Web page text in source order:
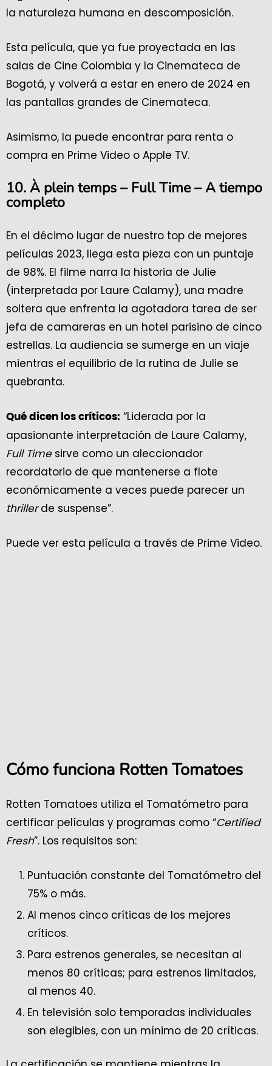
la naturaleza humana en descomposición.
Esta película, que ya fue proyectada en las
salas de Cine Colombia y la Cinemateca de
Bogotá, y volverá a estar en enero de 2024 en
las pantallas grandes de Cinemateca.
Asimismo, la puede encontrar para renta o
compra en Prime Video o Apple TV.
10. À plein temps – Full Time – A tiempo
completo
En el décimo lugar de nuestro top de mejores
películas 2023, llega esta pieza con un puntaje
de 98%. El filme narra la historia de Julie
(interpretada por Laure Calamy), una madre
soltera que enfrenta la agotadora tarea de ser
jefa de camareras en un hotel parisino de cinco
estrellas. La audiencia se sumerge en un viaje
mientras el equilibrio de la rutina de Julie se
quebranta.
Qué dicen los críticos: “Liderada por la
apasionante interpretación de Laure Calamy,
Full Timesirve como un aleccionador
recordatorio de que mantenerse a flote
económicamente a veces puede parecer un
thrillerde suspense”.
Puede ver esta película a través de Prime Video.
Cómo funciona Rotten Tomatoes
Rotten Tomatoes utiliza el Tomatómetro para
certificar películas y programas como “Certified
Fresh”. Los requisitos son:
Puntuación constante del Tomatómetro del
75% o más.
Al menos cinco críticas de los mejores
críticos.
Para estrenos generales, se necesitan al
menos 80 críticas; para estrenos limitados,
al menos 40.
En televisión solo temporadas individuales
son elegibles, con un mínimo de 20 críticas.